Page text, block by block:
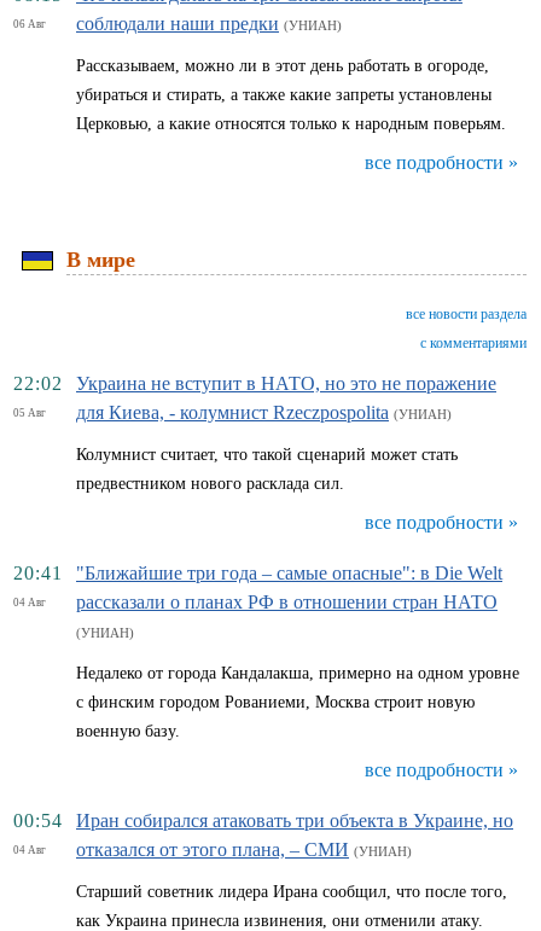
06 Авг
соблюдали наши предки (УНИАН)
Рассказываем, можно ли в этот день работать в огороде,
убираться и стирать, а также какие запреты установлены
Церковью, а какие относятся только к народным поверьям.
все подробности »
В мире
все новости раздела
с комментариями
22:02
05 Авг
Украина не вступит в НАТО, но это не поражение
для Киева, - колумнист Rzeczpospolita (УНИАН)
Колумнист считает, что такой сценарий может стать
предвестником нового расклада сил.
все подробности »
20:41
04 Авг
"Ближайшие три года – самые опасные": в Die Welt
рассказали о планах РФ в отношении стран НАТО
(УНИАН)
Недалеко от города Кандалакша, примерно на одном уровне
с финским городом Рованиеми, Москва строит новую
военную базу.
все подробности »
00:54
04 Авг
Иран собирался атаковать три объекта в Украине, но
отказался от этого плана, – СМИ (УНИАН)
Старший советник лидера Ирана сообщил, что после того,
как Украина принесла извинения, они отменили атаку.